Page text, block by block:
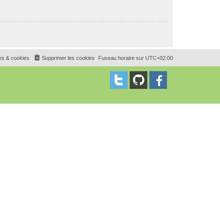
Fuseau horaire sur UTC+02:00
Supprimer les cookies
& cookies